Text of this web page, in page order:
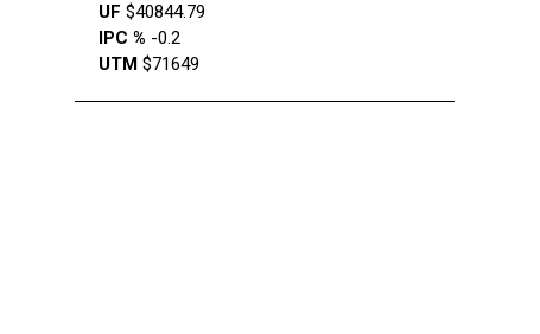
UF $40844.79
IPC % -0.2
UTM $71649